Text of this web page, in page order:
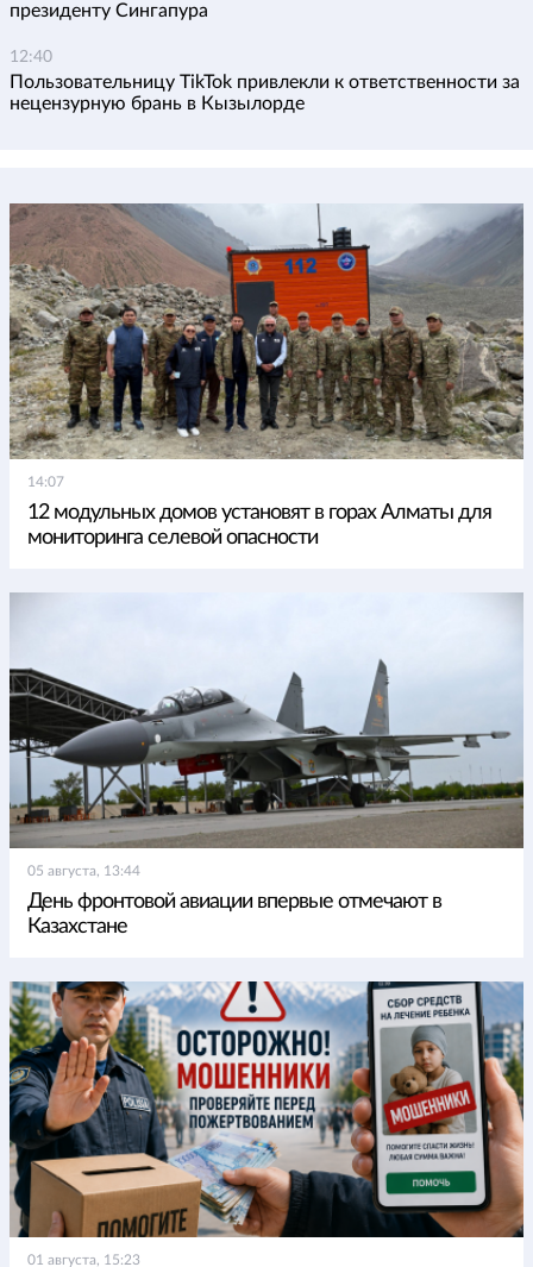
президенту Сингапура
12:40
Пользовательницу TikTok привлекли к ответственности за
нецензурную брань в Кызылорде
14:07
12 модульных домов установят в горах Алматы для
мониторинга селевой опасности
05 августа, 13:44
День фронтовой авиации впервые отмечают в
Казахстане
01 августа, 15:23